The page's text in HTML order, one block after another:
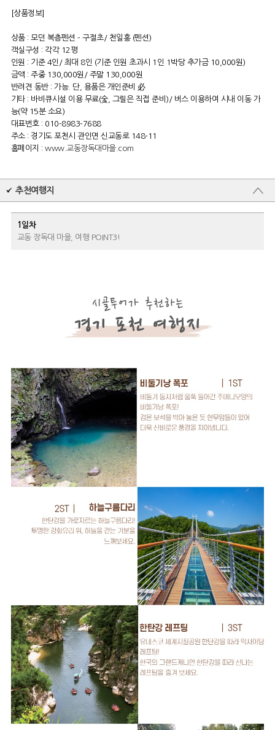
[상품정보]
상품 : 모던 복층펜션 - 구절초/ 천일홍 (펜션)
객실구성 : 각각 12평
인원 : 기준 4인/ 최대 8인 (기준 인원 초과시 1인 1박당 추가금 10,000원)
금액 : 주중 130,000원/ 주말 130,000원
반려견 동반 : 가능. 단, 용품은 개인준비 必
기타 : 바비큐시설 이용 무료(숯, 그릴은 직접 준비)/ 버스 이용하여 시내 이동 가
능(약 15분 소요)
대표번호 : 010-8983-7688
주소 : 경기도 포천시 관인면 신교동로 148-11
홈페이지 :www.교동장독대마을.com
추천여행지
1일차
교동 장독대 마을, 여행 POINT3!